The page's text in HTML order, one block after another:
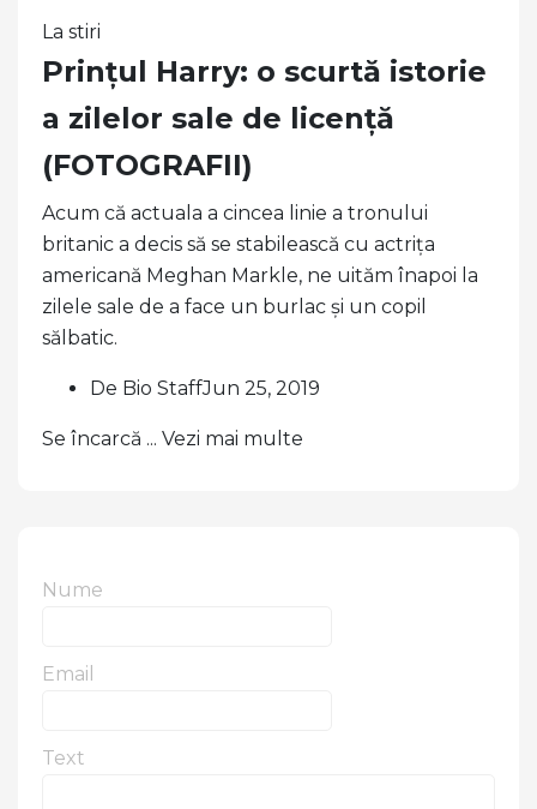
La stiri
Prințul Harry: o scurtă istorie
a zilelor sale de licență
(FOTOGRAFII)
Acum că actuala a cincea linie a tronului
britanic a decis să se stabilească cu actrița
americană Meghan Markle, ne uităm înapoi la
zilele sale de a face un burlac și un copil
sălbatic.
De Bio StaffJun 25, 2019
Se încarcă ... Vezi mai multe
Nume
Email
Text